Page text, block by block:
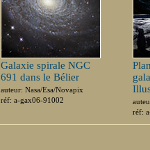
Galaxie spirale NGC
691 dans le Bélier
auteur: Nasa/Esa/Novapix
réf: a-gax06-91002
réf: